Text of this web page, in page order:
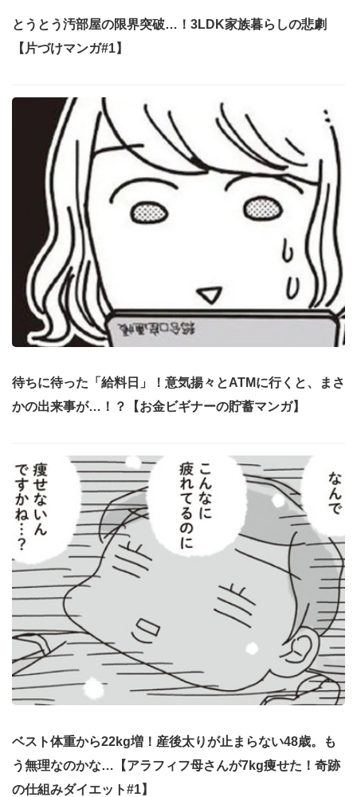
とうとう汚部屋の限界突破…！3LDK家族暮らしの悲劇
【片づけマンガ#1】
待ちに待った「給料日」！意気揚々とATMに行くと、まさ
かの出来事が…！？【お金ビギナーの貯蓄マンガ】
ベスト体重から22kg増！産後太りが止まらない48歳。も
う無理なのかな…【アラフィフ母さんが7kg痩せた！奇跡
の仕組みダイエット#1】